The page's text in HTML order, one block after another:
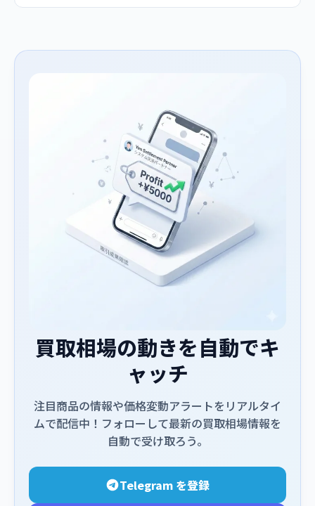
買取相場の動きを自動でキ
ャッチ
注目商品の情報や価格変動アラートをリアルタイ
ムで配信中！フォローして最新の買取相場情報を
自動で受け取ろう。
Telegram を登録